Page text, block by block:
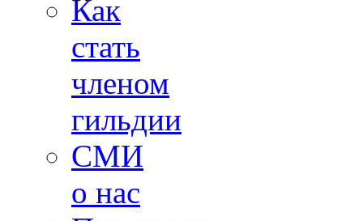
Как
стать
членом
гильдии
СМИ
о нас